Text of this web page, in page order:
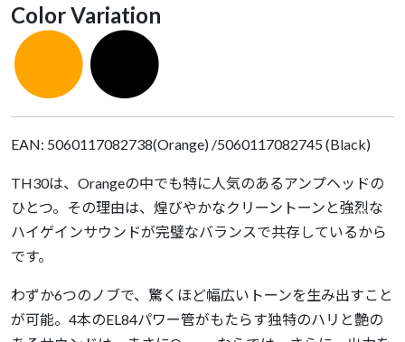
Color Variation
●●
EAN: 5060117082738(Orange) /5060117082745 (Black)
TH30は、Orangeの中でも特に人気のあるアンプヘッドの
ひとつ。その理由は、煌びやかなクリーントーンと強烈な
ハイゲインサウンドが完璧なバランスで共存しているから
です。
わずか6つのノブで、驚くほど幅広いトーンを生み出すこと
が可能。4本のEL84パワー管がもたらす独特のハリと艶の